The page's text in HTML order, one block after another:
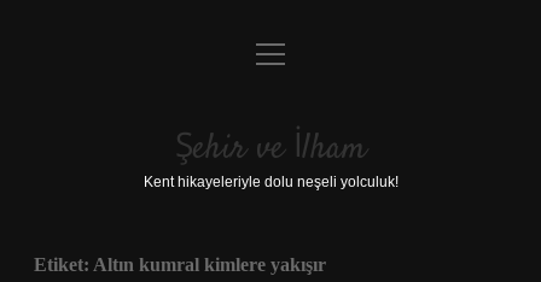
Anasayfa
Yasal Uyarı
menüyü
Şehir ve İlham
Kent hikayeleriyle dolu neşeli yolculuk!
Etiket: Altın kumral kimlere yakışır